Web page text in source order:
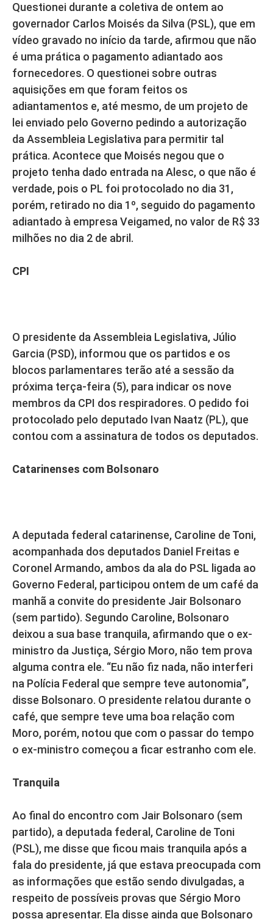
Questionei durante a coletiva de ontem ao
governador Carlos Moisés da Silva (PSL), que em
vídeo gravado no início da tarde, afirmou que não
é uma prática o pagamento adiantado aos
fornecedores. O questionei sobre outras
aquisições em que foram feitos os
adiantamentos e, até mesmo, de um projeto de
lei enviado pelo Governo pedindo a autorização
da Assembleia Legislativa para permitir tal
prática. Acontece que Moisés negou que o
projeto tenha dado entrada na Alesc, o que não é
verdade, pois o PL foi protocolado no dia 31,
porém, retirado no dia 1º, seguido do pagamento
adiantado à empresa Veigamed, no valor de R$ 33
milhões no dia 2 de abril.
CPI
O presidente da Assembleia Legislativa, Júlio
Garcia (PSD), informou que os partidos e os
blocos parlamentares terão até a sessão da
próxima terça-feira (5), para indicar os nove
membros da CPI dos respiradores. O pedido foi
protocolado pelo deputado Ivan Naatz (PL), que
contou com a assinatura de todos os deputados.
Catarinenses com Bolsonaro
A deputada federal catarinense, Caroline de Toni,
acompanhada dos deputados Daniel Freitas e
Coronel Armando, ambos da ala do PSL ligada ao
Governo Federal, participou ontem de um café da
manhã a convite do presidente Jair Bolsonaro
(sem partido). Segundo Caroline, Bolsonaro
deixou a sua base tranquila, afirmando que o ex-
ministro da Justiça, Sérgio Moro, não tem prova
alguma contra ele. “Eu não fiz nada, não interferi
na Polícia Federal que sempre teve autonomia”,
disse Bolsonaro. O presidente relatou durante o
café, que sempre teve uma boa relação com
Moro, porém, notou que com o passar do tempo
o ex-ministro começou a ficar estranho com ele.
Tranquila
Ao final do encontro com Jair Bolsonaro (sem
partido), a deputada federal, Caroline de Toni
(PSL), me disse que ficou mais tranquila após a
fala do presidente, já que estava preocupada com
as informações que estão sendo divulgadas, a
respeito de possíveis provas que Sérgio Moro
possa apresentar. Ela disse ainda que Bolsonaro